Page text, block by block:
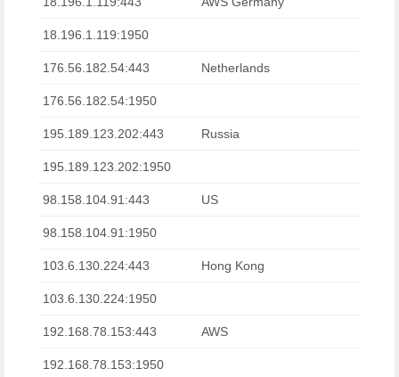
18.196.1.119:1950
176.56.182.54:443 Netherlands
176.56.182.54:1950
195.189.123.202:443 Russia
195.189.123.202:1950
98.158.104.91:443 US
98.158.104.91:1950
103.6.130.224:443 Hong Kong
103.6.130.224:1950
192.168.78.153:443 AWS
192.168.78.153:1950